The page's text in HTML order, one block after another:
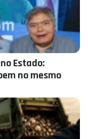
Estado:
no mesmo